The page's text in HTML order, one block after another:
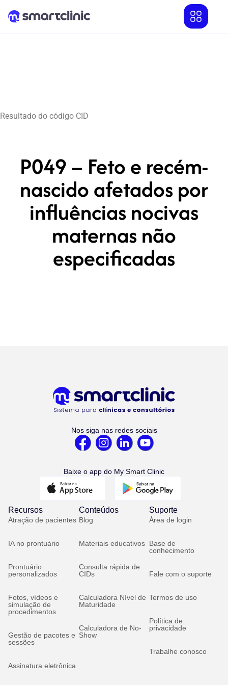
Resultado do código CID
P049 – Feto e recém-
nascido afetados por
influências nocivas
maternas não
especificadas
Nos siga nas redes sociais
Baixe o app do My Smart Clinic
Recursos
Atração de pacientes
IA no prontuário
Prontuário
personalizados
Fotos, vídeos e
simulação de
procedimentos
Gestão de pacotes e
sessões
Assinatura eletrônica
Conteúdos
Blog
Materiais educativos
Consulta rápida de
CIDs
Calculadora Nível de
Maturidade
Calculadora de No-
Show
Suporte
Área de login
Base de
conhecimento
Fale com o suporte
Termos de uso
Política de
privacidade
Trabalhe conosco